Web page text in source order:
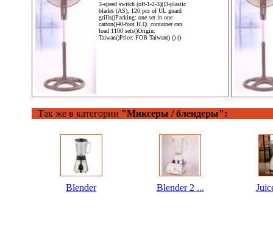
3-speed switch (off-1-2-3)()3-plastic
blades (AS), 120 pcs of UL guard
grills()Packing: one set in one
carton()40-foot H.Q. container can
load 1100 sets()Origin:
Taiwan()Price: FOB Taiwan() () ()
Так же в категории "Миксеры / блендеры":
Blender Blender 2 ...